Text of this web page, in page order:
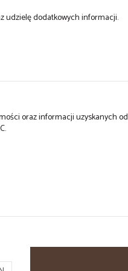
udzielę dodatkowych informacji.
oraz informacji uzyskanych od